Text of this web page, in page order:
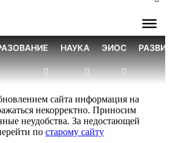
НАУКА ЭИОС
сайта информация на
некорректно. Приносим
неудобства. За недостающей
по старому сайту